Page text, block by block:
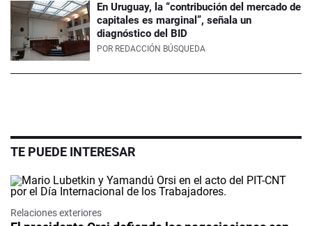
En Uruguay, la “contribución del mercado de
capitales es marginal”, señala un
diagnóstico del BID
POR REDACCIÓN BÚSQUEDA
TE PUEDE INTERESAR
Relaciones exteriores